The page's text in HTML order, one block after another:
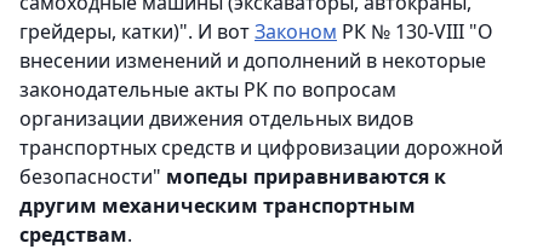
грейдеры, катки)". И вотЗаконом РК № 130-VIII "О
внесении изменений и дополнений в некоторые
законодательные акты РК по вопросам
организации движения отдельных видов
транспортных средств и цифровизации дорожной
безопасности" мопеды приравниваются к
другим механическим транспортным
средствам.